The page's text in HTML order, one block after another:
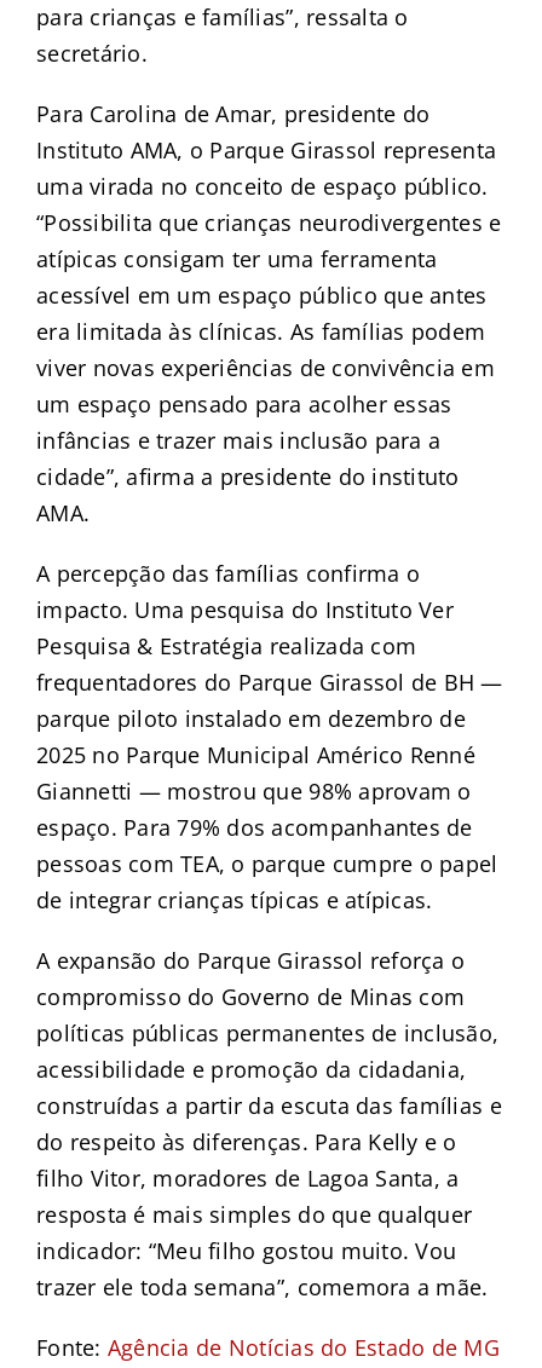
para crianças e famílias”, ressalta o
secretário.
Para Carolina de Amar, presidente do
Instituto AMA, o Parque Girassol representa
uma virada no conceito de espaço público.
“Possibilita que crianças neurodivergentes e
atípicas consigam ter uma ferramenta
acessível em um espaço público que antes
era limitada às clínicas. As famílias podem
viver novas experiências de convivência em
um espaço pensado para acolher essas
infâncias e trazer mais inclusão para a
cidade”, afirma a presidente do instituto
AMA.
A percepção das famílias confirma o
impacto. Uma pesquisa do Instituto Ver
Pesquisa & Estratégia realizada com
frequentadores do Parque Girassol de BH —
parque piloto instalado em dezembro de
2025 no Parque Municipal Américo Renné
Giannetti — mostrou que 98% aprovam o
espaço. Para 79% dos acompanhantes de
pessoas com TEA, o parque cumpre o papel
de integrar crianças típicas e atípicas.
A expansão do Parque Girassol reforça o
compromisso do Governo de Minas com
políticas públicas permanentes de inclusão,
acessibilidade e promoção da cidadania,
construídas a partir da escuta das famílias e
do respeito às diferenças. Para Kelly e o
filho Vitor, moradores de Lagoa Santa, a
resposta é mais simples do que qualquer
indicador: “Meu filho gostou muito. Vou
trazer ele toda semana”, comemora a mãe.
Fonte: Agência de Notícias do Estado de MG